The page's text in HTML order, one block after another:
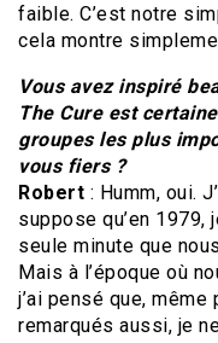
faible. C’est notre
cela montre
Vous avez inspiré
The Cure est
groupes les plus
vous fiers ?
Robert : Humm, oui.
suppose qu’en 1979,
seule minute que
Mais à l’époque où
j’ai pensé que,
remarqués aussi, je